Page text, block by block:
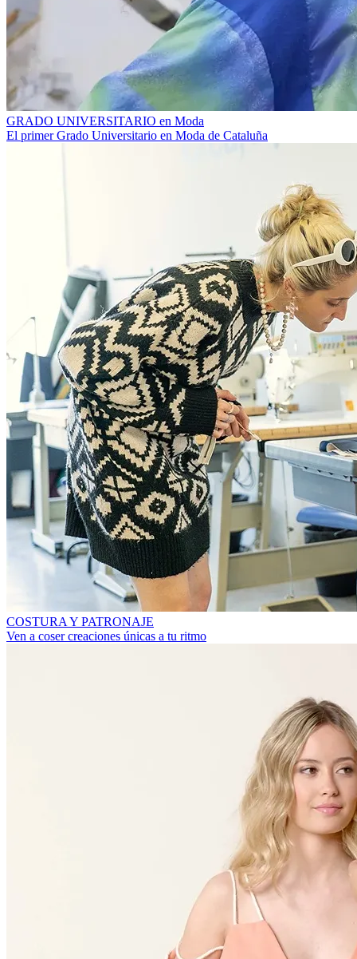
GRADO UNIVERSITARIO en Moda
El primer Grado Universitario en Moda de Cataluña
COSTURA Y PATRONAJE
Ven a coser creaciones únicas a tu ritmo